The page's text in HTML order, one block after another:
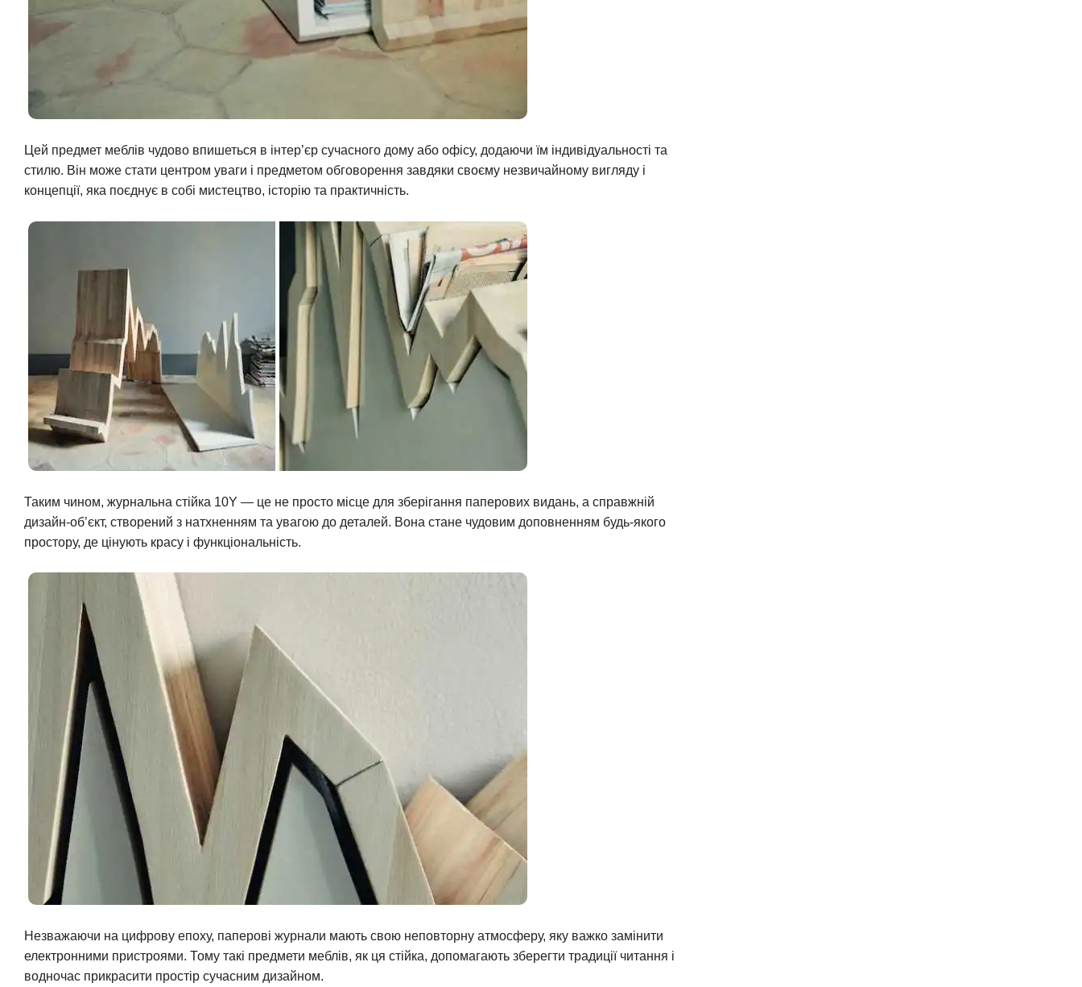
Цей предмет меблів чудово впишеться в інтер’єр сучасного дому або офісу, додаючи їм індивідуальності та
стилю. Він може стати центром уваги і предметом обговорення завдяки своєму незвичайному вигляду і
концепції, яка поєднує в собі мистецтво, історію та практичність.
Таким чином, журнальна стійка 10Y — це не просто місце для зберігання паперових видань, а справжній
дизайн-об’єкт, створений з натхненням та увагою до деталей. Вона стане чудовим доповненням будь-якого
простору, де цінують красу і функціональність.
Незважаючи на цифрову епоху, паперові журнали мають свою неповторну атмосферу, яку важко замінити
електронними пристроями. Тому такі предмети меблів, як ця стійка, допомагають зберегти традиції читання і
водночас прикрасити простір сучасним дизайном.